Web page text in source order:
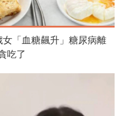
「血糖飆升」糖尿病離
吃了